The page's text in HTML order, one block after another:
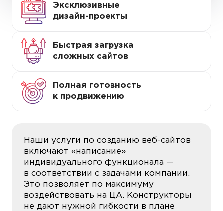
Эксклюзивные
дизайн-проекты
Быстрая загрузка
сложных сайтов
Полная готовность
к продвижению
Наши услуги по созданию веб-сайтов
включают «написание»
индивидуального функционала —
в соответствии с задачами компании.
Это позволяет по максимуму
воздействовать на ЦА. Конструкторы
не дают нужной гибкости в плане